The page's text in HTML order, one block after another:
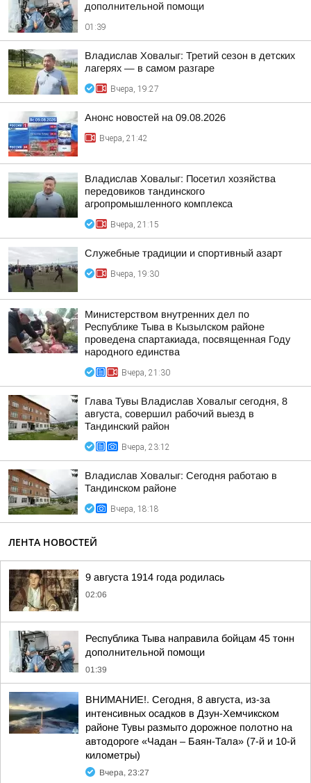
дополнительной помощи
01:39
Владислав Ховалыг: Третий сезон в детских
лагерях — в самом разгаре
Вчера, 19:27
Анонс новостей на 09.08.2026
Вчера, 21:42
Владислав Ховалыг: Посетил хозяйства
передовиков тандинского
агропромышленного комплекса
Вчера, 21:15
Служебные традиции и спортивный азарт
Вчера, 19:30
Министерством внутренних дел по
Республике Тыва в Кызылском районе
проведена спартакиада, посвященная Году
народного единства
Вчера, 21:30
Глава Тувы Владислав Ховалыг сегодня, 8
августа, совершил рабочий выезд в
Тандинский район
Вчера, 23:12
Владислав Ховалыг: Сегодня работаю в
Тандинском районе
Вчера, 18:18
ЛЕНТА НОВОСТЕЙ
9 августа 1914 года родилась
02:06
Республика Тыва направила бойцам 45 тонн
дополнительной помощи
01:39
ВНИМАНИЕ!. Сегодня, 8 августа, из-за
интенсивных осадков в Дзун-Хемчикском
районе Тувы размыто дорожное полотно на
автодороге «Чадан – Баян-Тала» (7-й и 10-й
километры)
Вчера, 23:27